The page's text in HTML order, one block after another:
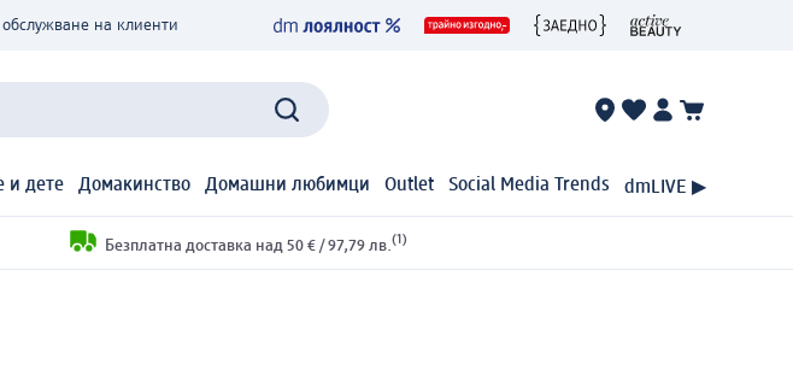
на клиенти
и дете Домакинство Домашни любимци Outlet Social Media Trends dmLIVE ▶
Безплатна доставка над 50 € / 97,79 лв. (1)